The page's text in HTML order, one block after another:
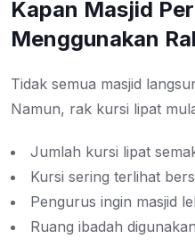
Kapan Masjid
Menggunakan
Tidak semua masjid
Namun, rak kursi lipat
Jumlah kursi lipat
Kursi sering terlihat
Pengurus ingin masjid
Ruang ibadah